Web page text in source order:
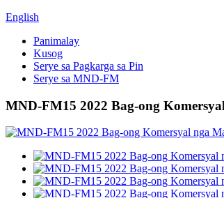
English
Panimalay
Kusog
Serye sa Pagkarga sa Pin
Serye sa MND-FM
MND-FM15 2022 Bag-ong